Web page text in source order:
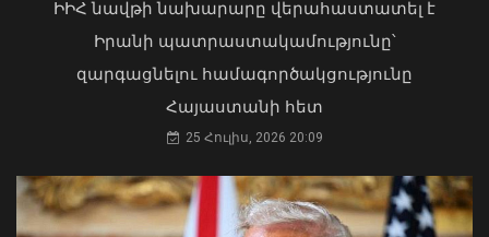
Հայաստանին. ԱԳ նախարարը
շնորհավորել է Արարատ Միրզոյանին
ԻԻՀ նավթի նախարարը վերահաստատել է
Իրանի պատրաստակամությունը՝
զարգացնելու համագործակցությունը
Հայաստանի հետ
25 Հուլիս, 2026 20:09